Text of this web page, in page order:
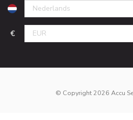
€
© Copyright 2026 Accu